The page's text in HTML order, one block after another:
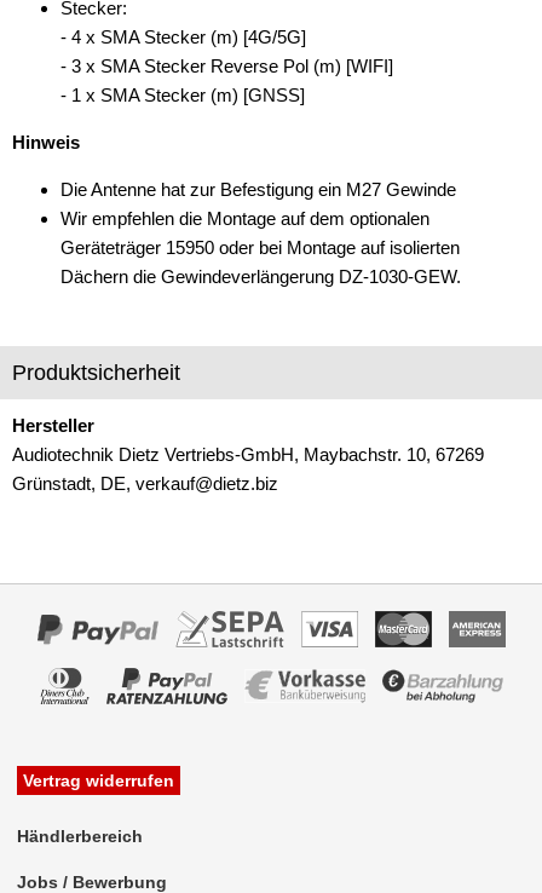
Stecker:
- 4 x SMA Stecker (m) [4G/5G]
- 3 x SMA Stecker Reverse Pol (m) [WIFI]
- 1 x SMA Stecker (m) [GNSS]
Hinweis
Die Antenne hat zur Befestigung ein M27 Gewinde
Wir empfehlen die Montage auf dem optionalen
Geräteträger 15950 oder bei Montage auf isolierten
Dächern die Gewindeverlängerung DZ-1030-GEW.
Produktsicherheit
Hersteller
Audiotechnik Dietz Vertriebs-GmbH, Maybachstr. 10, 67269
Grünstadt, DE, verkauf@dietz.biz
Vertrag widerrufen
Händlerbereich
Jobs / Bewerbung